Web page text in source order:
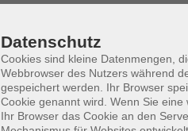
Datenschutz
Cookies sind kleine Datenmengen,
Webbrowser des Nutzers während
gespeichert werden. Ihr Browser
Cookie genannt wird. Wenn Sie
Ihr Browser das Cookie an den